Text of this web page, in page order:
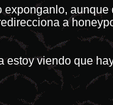
exponganlo,
a
estoy viendo que